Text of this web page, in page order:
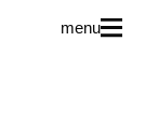
menu